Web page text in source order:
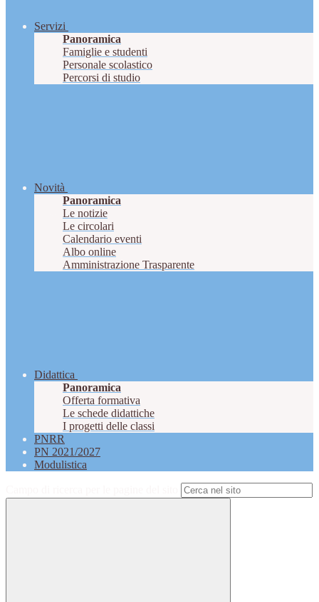
Servizi
Panoramica
Famiglie e studenti
Personale scolastico
Percorsi di studio
Novità
Panoramica
Le notizie
Le circolari
Calendario eventi
Albo online
Amministrazione Trasparente
Didattica
Panoramica
Offerta formativa
Le schede didattiche
I progetti delle classi
PNRR
PN 2021/2027
Modulistica